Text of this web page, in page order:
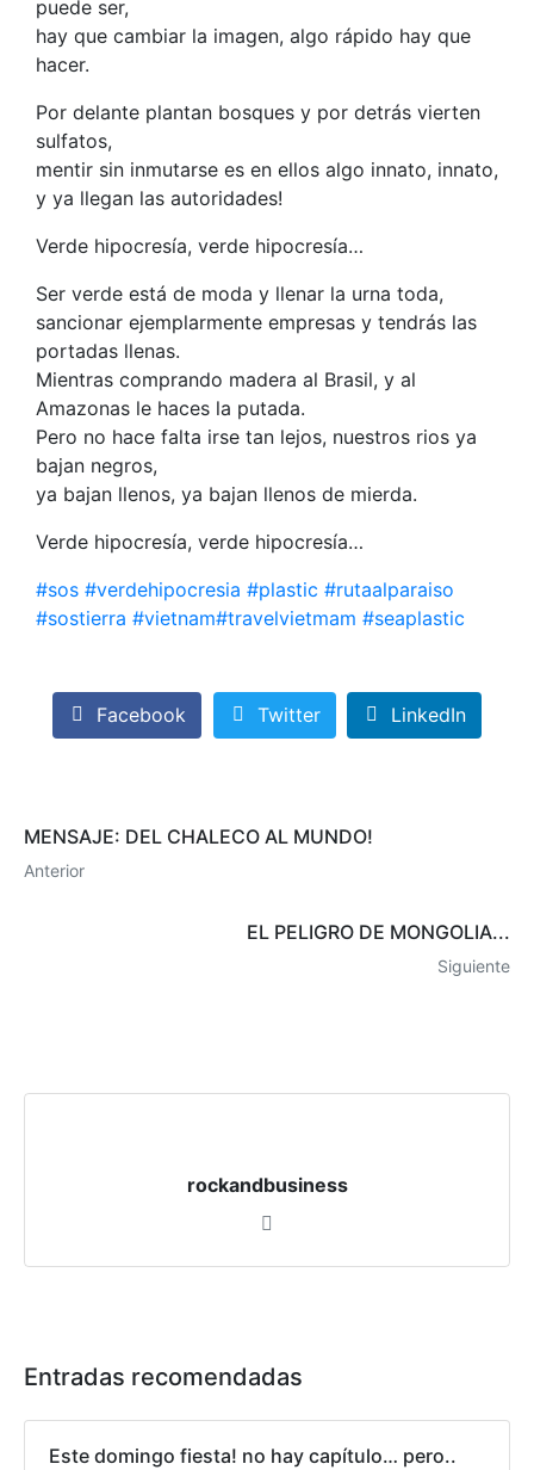
puede ser,
hay que cambiar la imagen, algo rápido hay que
hacer.
Por delante plantan bosques y por detrás vierten
sulfatos,
mentir sin inmutarse es en ellos algo innato, innato,
y ya llegan las autoridades!
Verde hipocresía, verde hipocresía…
Ser verde está de moda y llenar la urna toda,
sancionar ejemplarmente empresas y tendrás las
portadas llenas.
Mientras comprando madera al Brasil, y al
Amazonas le haces la putada.
Pero no hace falta irse tan lejos, nuestros rios ya
bajan negros,
ya bajan llenos, ya bajan llenos de mierda.
Verde hipocresía, verde hipocresía…
#sos #verdehipocresia #plastic #rutaalparaiso
#sostierra #vietnam#travelvietmam #seaplastic
Facebook Twitter LinkedIn
MENSAJE: DEL CHALECO AL MUNDO!
Anterior
EL PELIGRO DE MONGOLIA...
Siguiente
rockandbusiness
Entradas recomendadas
Este domingo fiesta! no hay capítulo… pero..